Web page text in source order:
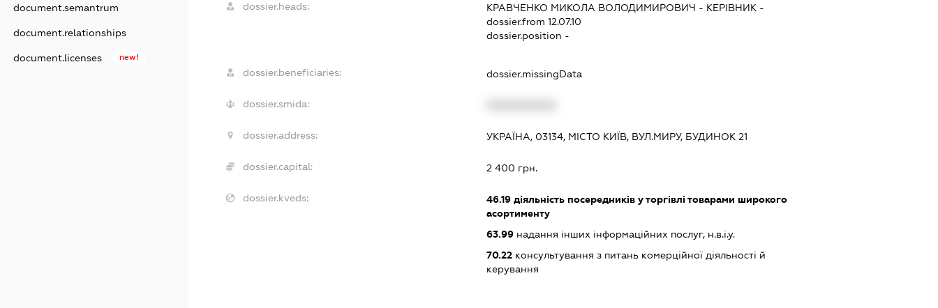
document.semantrum
document.relationships
document.licenses new!
dossier.heads: КРАВЧЕНКО МИКОЛА ВОЛОДИМИРОВИЧ - КЕРІВНИК -
dossier.from 12.07.10
dossier.position -
dossier.beneficiaries: dossier.missingData
dossier.smida:
dossier.address: УКРАЇНА, 03134, МІСТО КИЇВ, ВУЛ.МИРУ, БУДИНОК 21
dossier.capital: 2 400 грн.
dossier.kveds: 46.19 діяльність посередників у торгівлі товарами широкого
асортименту
63.99 надання інших інформаційних послуг, н.в.і.у.
70.22 консультування з питань комерційної діяльності й
керування